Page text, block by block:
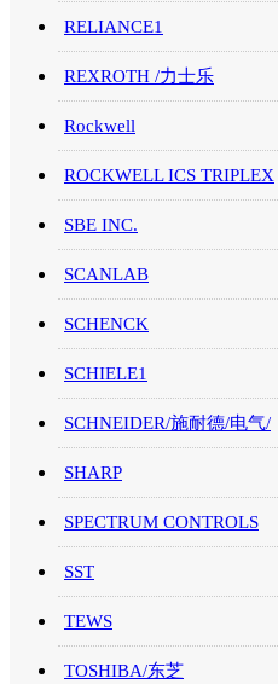
RELIANCE1
REXROTH /力士乐
Rockwell
ROCKWELL ICS TRIPLEX
SBE INC.
SCANLAB
SCHENCK
SCHIELE1
SCHNEIDER/施耐德/电气/
SHARP
SPECTRUM CONTROLS
SST
TEWS
TOSHIBA/东芝